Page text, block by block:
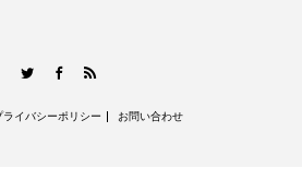
TwitterFacebook
ライバシーポリシー お問い合わせ